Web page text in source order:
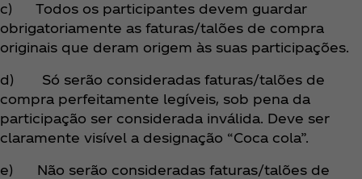
c) Todos os participantes devem guardar
obrigatoriamente as faturas/talões de compra
originais que deram origem às suas participações.
d) Só serão consideradas faturas/talões de
compra perfeitamente legíveis, sob pena da
participação ser considerada inválida. Deve ser
claramente visível a designação “Coca cola”.
e) Não serão consideradas faturas/talões de